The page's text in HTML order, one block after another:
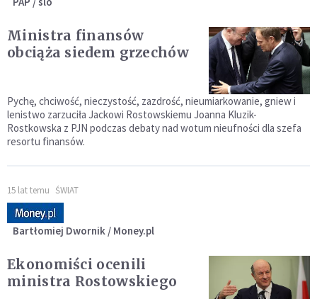
Ministra finansów
obciąża siedem grzechów
Pychę, chciwość, nieczystość, zazdrość, nieumiarkowanie, gniew i
lenistwo zarzuciła Jackowi Rostowskiemu Joanna Kluzik-
Rostkowska z PJN podczas debaty nad wotum nieufności dla szefa
resortu finansów.
15 lat temu ŚWIAT
Bartłomiej Dwornik / Money.pl
Ekonomiści ocenili
ministra Rostowskiego